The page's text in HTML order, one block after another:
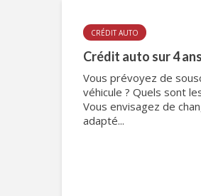
CRÉDIT AUTO
Crédit auto sur 4
Vous prévoyez de
véhicule ? Quels sont
Vous envisagez de
adapté...